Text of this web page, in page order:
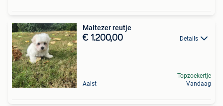
Maltezer reutje
€ 1.200,00 Details
Aalst
Topzoekertje
Vandaag